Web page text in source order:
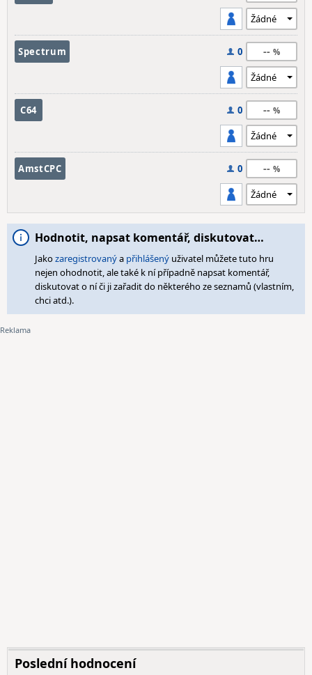
Spectrum 0 --
C64 0 --
AmstCPC 0 --
Hodnotit, napsat komentář, diskutovat…
Jakozaregistrovanýa přihlášený uživatel můžete tuto hru
nejen ohodnotit, ale také k ní případně napsat komentář,
diskutovat o ní či ji zařadit do některého ze seznamů (vlastním,
chci atd.).
Poslední hodnocení